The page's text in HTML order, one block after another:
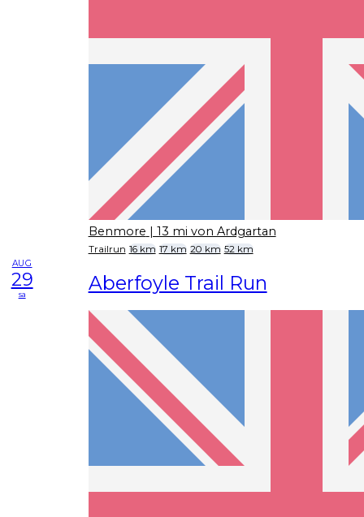
Benmore | 13 mi von Ardgartan
Trailrun 16 km 17 km 20 km 52 km
AUG
29
sa Aberfoyle Trail Run